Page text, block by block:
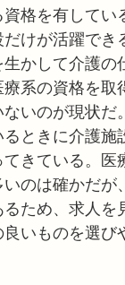
格を有してい
けが活躍でき
かして介護の
系の資格を取
いのが現状だ
ときに介護施
きている。医
のは確かだが
ため、求人を
いものを選び